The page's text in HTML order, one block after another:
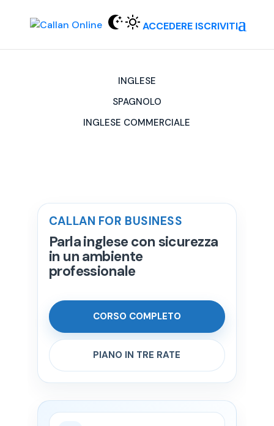
ACCEDERE ISCRIVITI
INGLESE
SPAGNOLO
INGLESE COMMERCIALE
CALLAN FOR BUSINESS
Parla inglese con sicurezza
in un ambiente
professionale
CORSO COMPLETO
PIANO IN TRE RATE